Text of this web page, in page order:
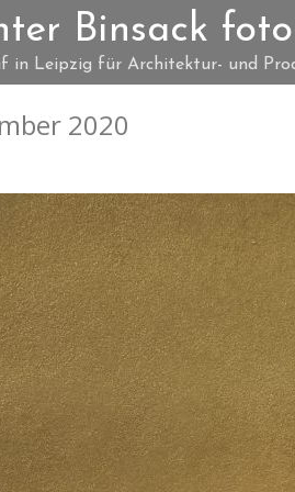
Binsack
in Leipzig für Architektur- und
2020